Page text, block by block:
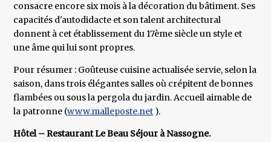
consacre encore six mois à la décoration du bâtiment. Ses
capacités d'autodidacte et son talent architectural
donnent à cet établissement du 17ème siècle un style et
une âme qui lui sont propres.
Pour résumer : Goûteuse cuisine actualisée servie, selon la
saison, dans trois élégantes salles où crépitent de bonnes
flambées ou sous la pergola du jardin. Accueil aimable de
la patronne (www.malleposte.net ).
Hôtel – Restaurant Le Beau Séjour à Nassogne.